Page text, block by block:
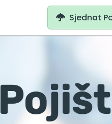
MAIN
NAVIGATION
Sjednat